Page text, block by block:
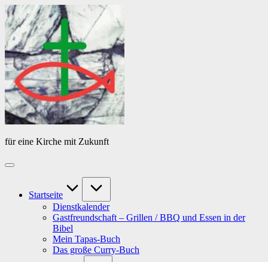
Skip
to
content
von
PfarrerB
für eine Kirche mit Zukunft
Startseite
Dienstkalender
Gastfreundschaft – Grillen / BBQ und Essen in der
Bibel
Mein Tapas-Buch
Das große Curry-Buch